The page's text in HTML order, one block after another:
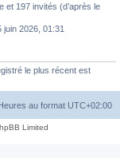
et 197 invités (d’après le
juin 2026, 01:31
le plus récent est
au format UTC+02:00
Limited